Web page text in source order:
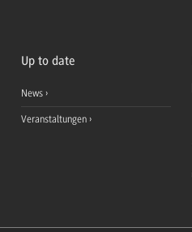
Up to date
News
Veranstaltungen